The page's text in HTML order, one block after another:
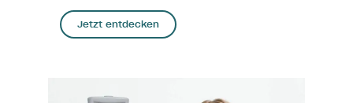
Jetzt entdecken